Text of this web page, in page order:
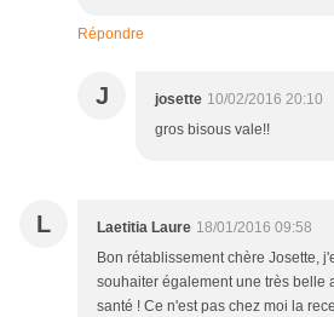
Répondre
J josette 10/02/2016 20:10
gros bisous vale!!
L Laetitia Laure 18/01/2016 09:58
Bon rétablissement chère Josette,
souhaiter également une très belle
santé ! Ce n'est pas chez moi la